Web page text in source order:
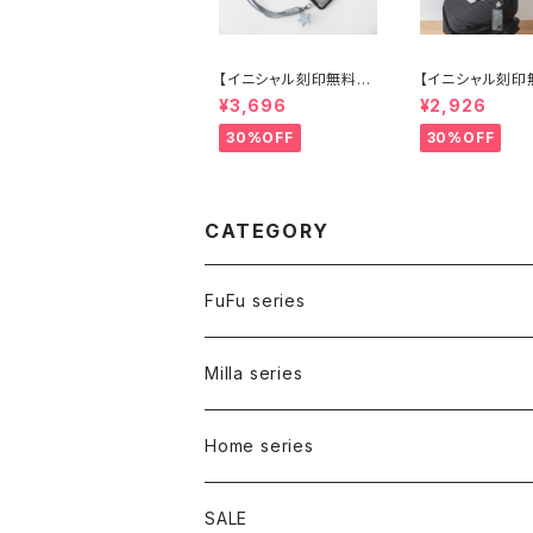
【イニシャル刻印無料】
レザースマホストラッ
プ ブルー
¥3,696
30%OFF
【イニシャル刻印
ロープスマホスト
プ シルバー
¥2,926
30%OFF
CATEGORY
FuFu series
Carry bag
Inner bag
Milla series
Carry bag
Walk bag
Home series
Bed
SALE